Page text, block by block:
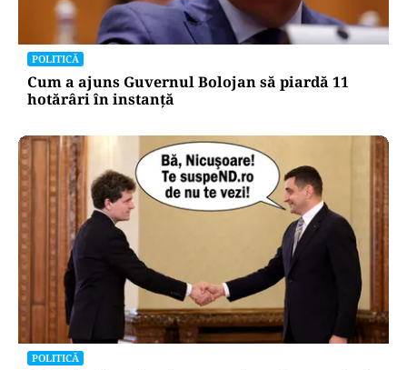
POLITICĂ
Cum a ajuns Guvernul Bolojan să piardă 11
hotărâri în instanță
POLITICĂ